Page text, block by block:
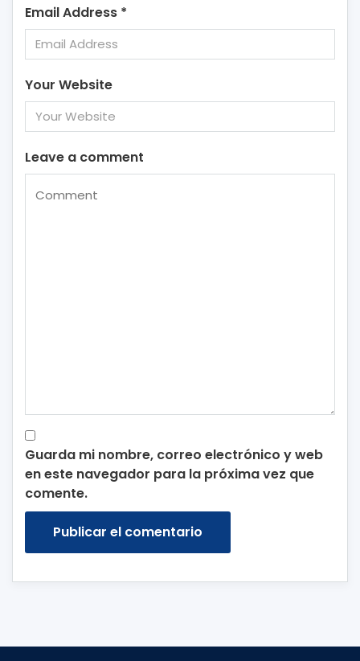
Email Address *
Your Website
Leave a comment
Guarda mi nombre, correo electrónico y web
en este navegador para la próxima vez que
comente.